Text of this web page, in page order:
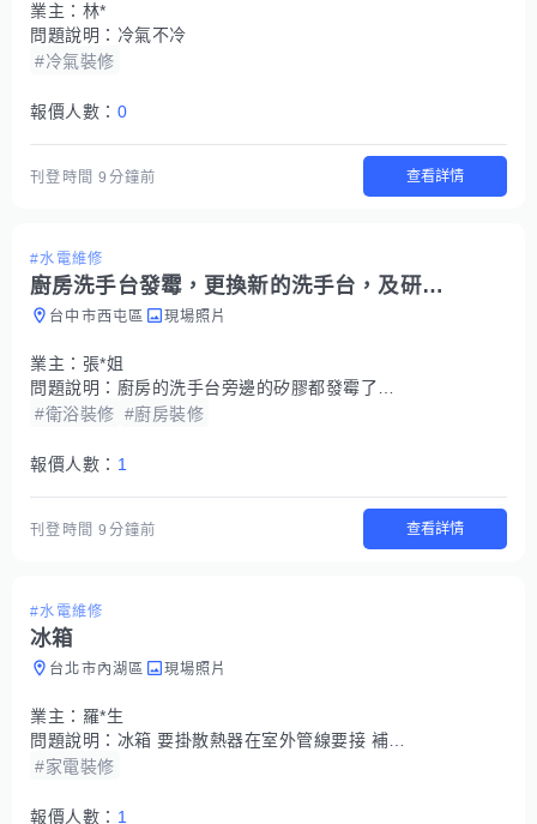
業主： 林*
問題說明： 冷氣不冷
#冷氣裝修
報價人數： 0
刊登時間9分鐘前 查看詳情
#水電維修
廚房洗手台發霉，更換新的洗手台，及研磨旁邊白色石材，因為變髒了
台中市西屯區 現場照片
業主： 張*姐
問題說明： 廚房的洗手台旁邊的矽膠都發霉了，想要更換新的洗手台，以及旁邊的石材都變成黑色色了，是否可以幫忙研磨成原來的白色。
#衛浴裝修 #廚房裝修
報價人數： 1
刊登時間9分鐘前 查看詳情
#水電維修
冰箱
台北市內湖區 現場照片
業主： 羅*生
問題說明： 冰箱 要掛散熱器在室外管線要接 補冷媒
#家電裝修
報價人數： 1